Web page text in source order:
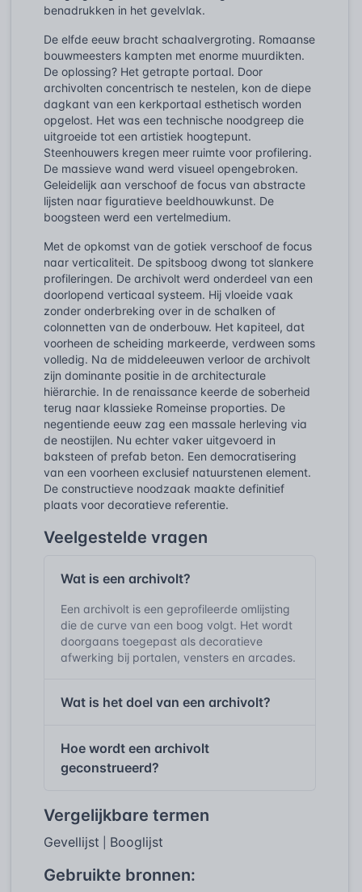
benadrukken in het gevelvlak.
De elfde eeuw bracht schaalvergroting. Romaanse
bouwmeesters kampten met enorme muurdikten.
De oplossing? Het getrapte portaal. Door
archivolten concentrisch te nestelen, kon de diepe
dagkant van een kerkportaal esthetisch worden
opgelost. Het was een technische noodgreep die
uitgroeide tot een artistiek hoogtepunt.
Steenhouwers kregen meer ruimte voor profilering.
De massieve wand werd visueel opengebroken.
Geleidelijk aan verschoof de focus van abstracte
lijsten naar figuratieve beeldhouwkunst. De
boogsteen werd een vertelmedium.
Met de opkomst van de gotiek verschoof de focus
naar verticaliteit. De spitsboog dwong tot slankere
profileringen. De archivolt werd onderdeel van een
doorlopend verticaal systeem. Hij vloeide vaak
zonder onderbreking over in de schalken of
colonnetten van de onderbouw. Het kapiteel, dat
voorheen de scheiding markeerde, verdween soms
volledig. Na de middeleeuwen verloor de archivolt
zijn dominante positie in de architecturale
hiërarchie. In de renaissance keerde de soberheid
terug naar klassieke Romeinse proporties. De
negentiende eeuw zag een massale herleving via
de neostijlen. Nu echter vaker uitgevoerd in
baksteen of prefab beton. Een democratisering
van een voorheen exclusief natuurstenen element.
De constructieve noodzaak maakte definitief
plaats voor decoratieve referentie.
Veelgestelde vragen
Wat is een archivolt?
Een archivolt is een geprofileerde omlijsting
die de curve van een boog volgt. Het wordt
doorgaans toegepast als decoratieve
afwerking bij portalen, vensters en arcades.
Wat is het doel van een archivolt?
Hoe wordt een archivolt
geconstrueerd?
Vergelijkbare termen
Gevellijst Booglijst
Gebruikte bronnen: